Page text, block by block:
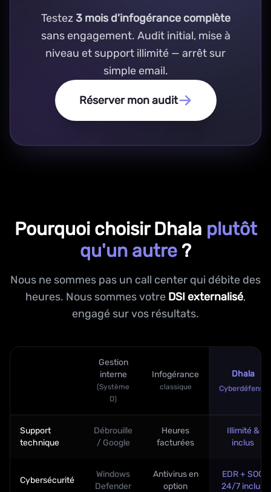
Testez3 mois d'infogérance complète
sans engagement. Audit initial, mise à
niveau et support illimité — arrêt sur
simple email.
Réserver mon audit
Pourquoi choisir Dhala plutôt
qu'un autre ?
Nous ne sommes pas un call center qui débite des
heures. Nous sommes votre DSI externalisé,
engagé sur vos résultats.
Gestion
interne
(Système
D)
Infogérance
classique
Dhala
Cyberdéfense
Support
technique
Débrouille
/ Google
Heures
facturées
Illimité &
inclus
Cybersécurité
Windows
Defender
Antivirus en
option
EDR + SOC
24/7 inclus